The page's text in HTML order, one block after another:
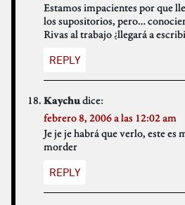
Estamos impacientes por que
los supositorios, pero…
Rivas al trabajo ¿llegará a
REPLY
Kaychudice:
febrero 8, 2006 a las 12:02 am
Je je je habrá que verlo, este es
morder
REPLY